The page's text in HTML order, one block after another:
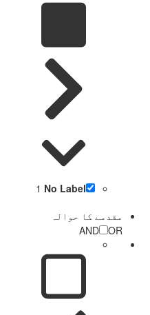
No Label
1
مقدمے کا حوالہ
AND
OR